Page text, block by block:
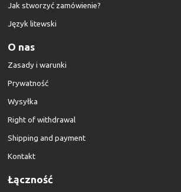
Jak stworzyć zamówienie?
Język litewski
O nas
Zasady i warunki
Prywatność
Wysyłka
Right of withdrawal
Shipping and payment
Kontakt
Łączność